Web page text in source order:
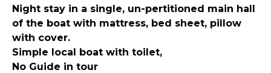
Night stay in a single, un-pertitioned main hall
of the boat with mattress, bed sheet, pillow
with cover.
Simple local boat with toilet,
No Guide in tour